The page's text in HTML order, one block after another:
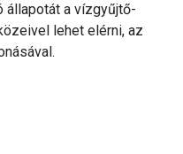
állapotát a vízgyűjtő-
lehet elérni, az